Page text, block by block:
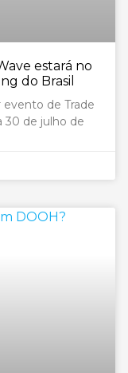
estará no
do Brasil
evento de Trade
30 de julho de